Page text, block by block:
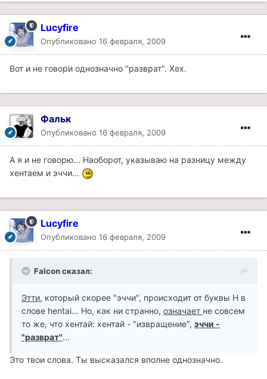
Lucyfire
Опубликовано 16 февраля, 2009
Вот и не говори однозначно "разврат". Хех.
Фальк
Опубликовано 16 февраля, 2009
А я и не говорю... Наоборот, указываю на разницу между
хентаем и эччи...
Lucyfire
Опубликовано 16 февраля, 2009
Falcon сказал:
Этти, который скорее "эччи", происходит от буквы H в
слове hentai... Но, как ни странно, означает не совсем
то же, что хентай: хентай - "извращение", эччи -
"разврат"...
Это твои слова. Ты высказался вполне однозначно.